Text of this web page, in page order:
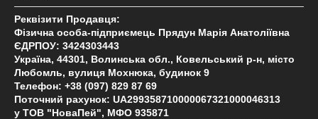
Реквізити Продавця:
Фізична особа-підприємець Прядун Марія Анатоліївна
ЄДРПОУ: 3424303443
Україна, 44301, Волинська обл., Ковельський р-н, місто
Любомль, вулиця Мохнюка, будинок 9
Телефон: +38 (097) 829 87 69
Поточний рахунок: UA299358710000067321000046313
у ТОВ "НоваПей", МФО 935871